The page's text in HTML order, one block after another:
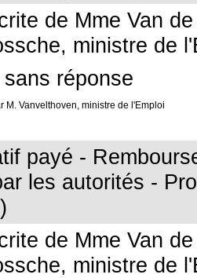
de Mme Van
ministre de
réponse
M. Vanvelthoven, ministre de l'Emploi
payé -
les autorités -
de Mme Van
ministre de